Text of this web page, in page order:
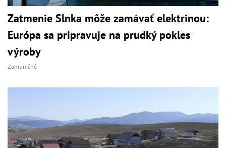
Zatmenie Slnka môže zamávať elektrinou:
Európa sa pripravuje na prudký pokles
výroby
Zahraničné